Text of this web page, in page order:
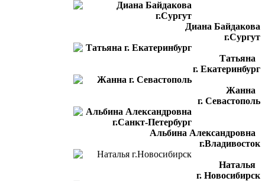
Диана Байдакова
г.Сургут
Татьяна
г. Екатеринбург
Жанна
г. Севастополь
Альбина Александровна
г.Владивосток
Наталья
г. Новосибирск